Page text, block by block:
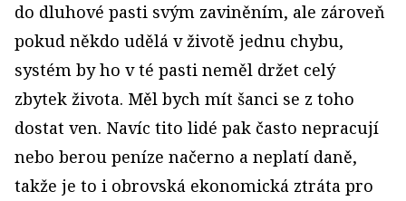
do dluhové pasti svým zaviněním, ale zároveň
pokud někdo udělá v životě jednu chybu,
systém by ho v té pasti neměl držet celý
zbytek života. Měl bych mít šanci se z toho
dostat ven. Navíc tito lidé pak často nepracují
nebo berou peníze načerno a neplatí daně,
takže je to i obrovská ekonomická ztráta pro